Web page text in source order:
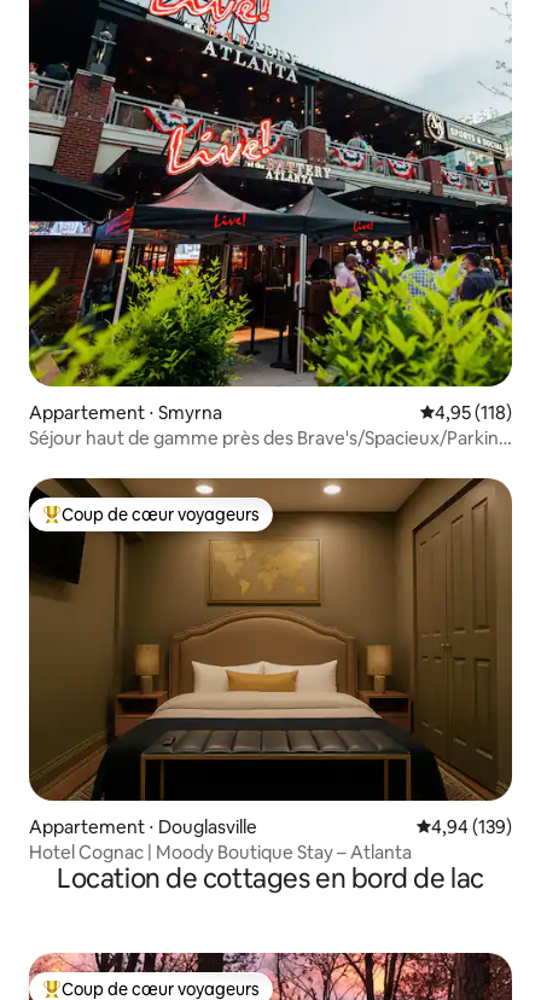
Appartement ⋅ Smyrna Évaluation
4,95 (118)
Séjour haut de gamme près des Brave's/Spacieux/Parking
Coups de cœur voyageurs les plus appréciés
Coup de cœur voyageurs
Appartement ⋅ Douglasville Évaluation
4,94 (139)
Hotel Cognac | Moody Boutique Stay – Atlanta
Location de cottages en bord de lac
Coup de cœur voyageurs